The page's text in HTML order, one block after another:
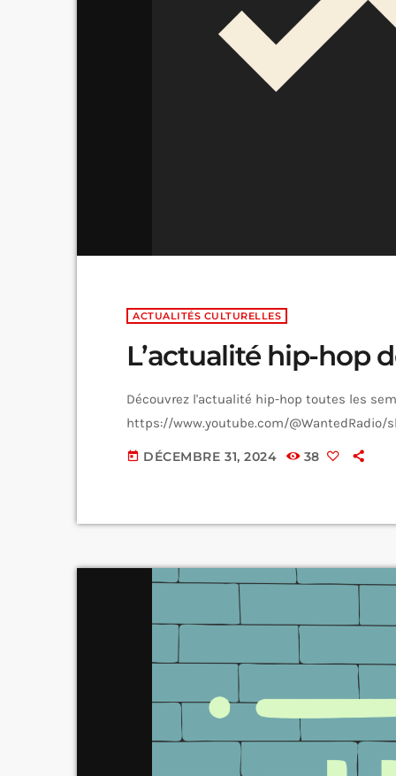
ACTUALITÉS CULTURELLES
L’actualité hip-hop
Découvrez l'actualité hip-hop toutes les
https://www.youtube.com/@WantedRadio/
today DÉCEMBRE 31, 2024 38